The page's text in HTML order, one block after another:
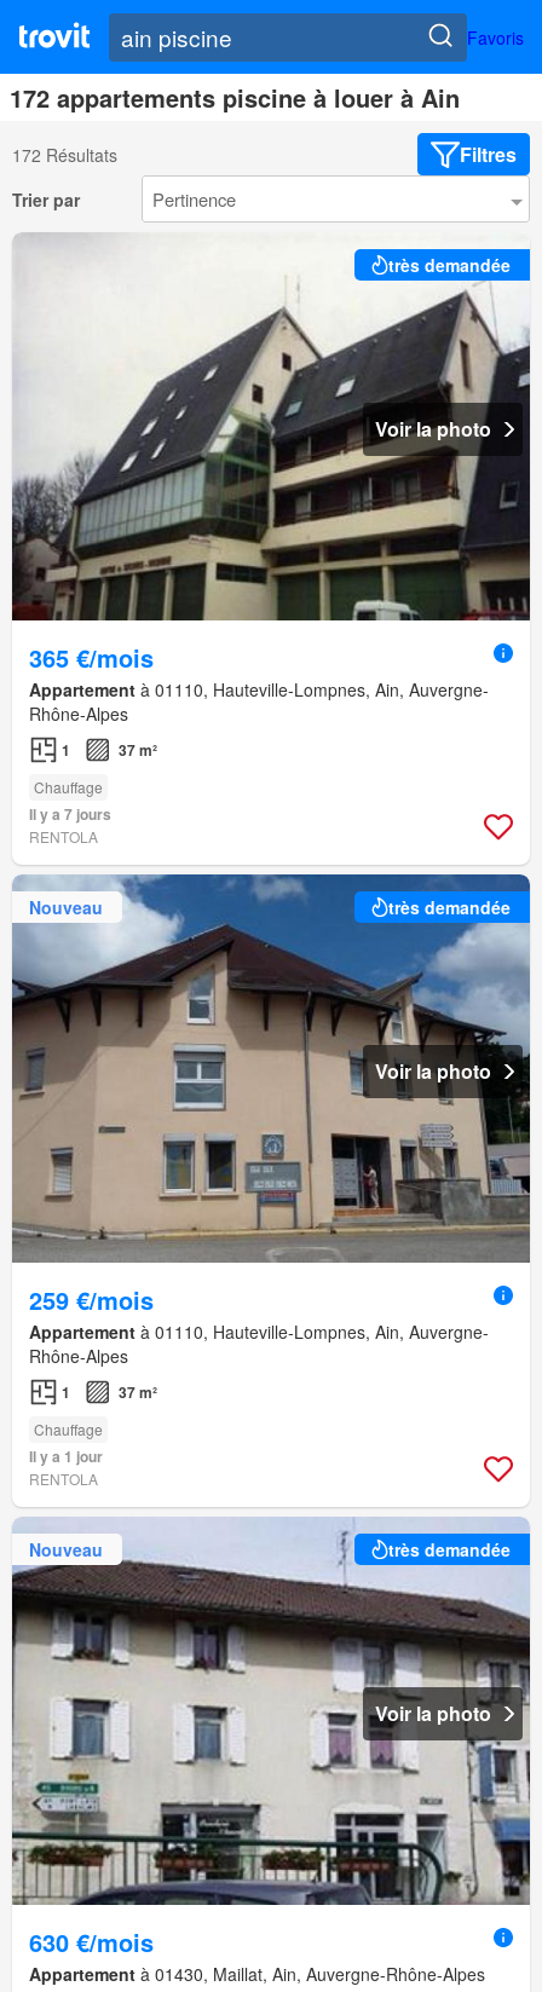
Favoris
172 appartements piscine à louer à Ain
172 Résultats Filtres
Trier par
très demandée
Voir la photo
365 €/mois
Appartement à 01110, Hauteville-Lompnes, Ain, Auvergne-
Rhône-Alpes
1 37 m²
Chauffage
Il y a 7 jours
RENTOLA
Nouveau très demandée
Voir la photo
259 €/mois
Appartement à 01110, Hauteville-Lompnes, Ain, Auvergne-
Rhône-Alpes
1 37 m²
Chauffage
Il y a 1 jour
RENTOLA
Nouveau très demandée
Voir la photo
630 €/mois
Appartement à 01430, Maillat, Ain, Auvergne-Rhône-Alpes